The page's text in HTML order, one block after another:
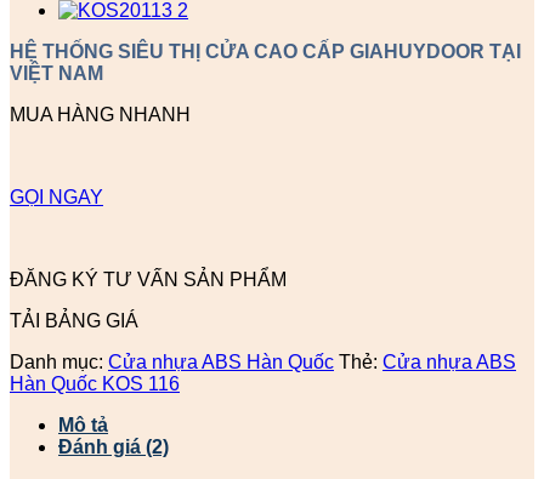
HỆ THỐNG SIÊU THỊ CỬA CAO CẤP GIAHUYDOOR TẠI
VIỆT NAM
MUA HÀNG NHANH
GỌI NGAY
ĐĂNG KÝ TƯ VẤN SẢN PHẨM
TẢI BẢNG GIÁ
Danh mục: Cửa nhựa ABS Hàn Quốc Thẻ: Cửa nhựa ABS
Hàn Quốc KOS 116
Mô tả
Đánh giá (2)